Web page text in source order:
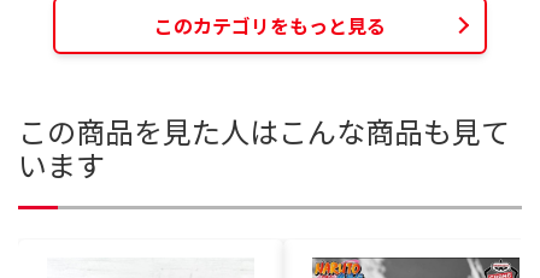
このカテゴリをもっと見る
この商品を見た人はこんな商品も見て
います